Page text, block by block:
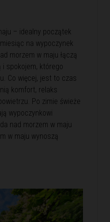
– idealny początek
na wypoczynek
morzem w maju łączą
i spokojem, którego
Co więcej, jest to czas
komfort, relaks
Po zimie świeże
wypoczynkowi
nad morzem w maju
w maju wynoszą